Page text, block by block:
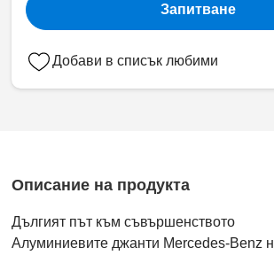
Запитване
Добави в списък любими
Описание на продукта
Дългият път към съвършенството
Алуминиевите джанти Mercedes-Benz